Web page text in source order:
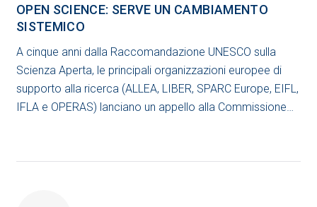
OPEN SCIENCE: SERVE UN CAMBIAMENTO
SISTEMICO
A cinque anni dalla Raccomandazione UNESCO sulla
Scienza Aperta, le principali organizzazioni europee di
supporto alla ricerca (ALLEA, LIBER, SPARC Europe, EIFL,
IFLA e OPERAS) lanciano un appello alla Commissione…